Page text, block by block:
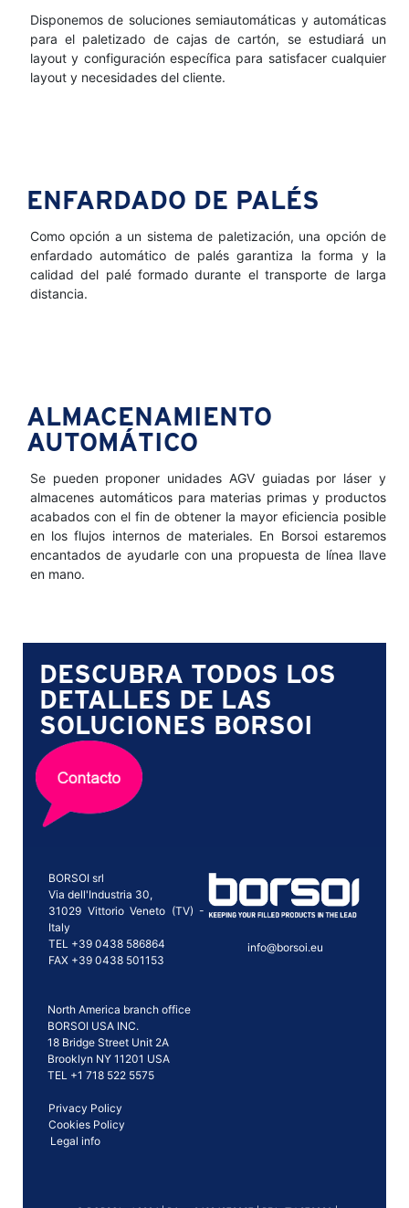
Disponemos de soluciones semiautomáticas y automáticas
para el paletizado de cajas de cartón, se estudiará un
layout y configuración específica para satisfacer cualquier
layout y necesidades del cliente.
ENFARDADO DE PALÉS
Como opción a un sistema de paletización, una opción de
enfardado automático de palés garantiza la forma y la
calidad del palé formado durante el transporte de larga
distancia.
ALMACENAMIENTO
AUTOMÁTICO
Se pueden proponer unidades AGV guiadas por láser y
almacenes automáticos para materias primas y productos
acabados con el fin de obtener la mayor eficiencia posible
en los flujos internos de materiales. En Borsoi estaremos
encantados de ayudarle con una propuesta de línea llave
en mano.
DESCUBRA TODOS LOS
DETALLES DE LAS
SOLUCIONES BORSOI
BORSOI srl
Via dell'Industria 30,
31029 Vittorio Veneto (TV) -
Italy
TEL +39 0438 586864
FAX +39 0438 501153
North America branch office
BORSOI USA INC.
18 Bridge Street Unit 2A
Brooklyn NY 11201 USA
TEL +1 718 522 5575
Privacy Policy
Cookies Policy
Legal info
info@borsoi.eu